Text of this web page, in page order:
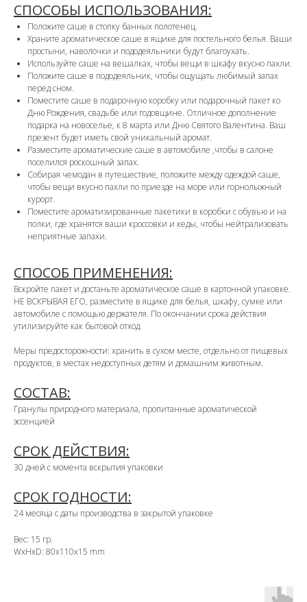
СПОСОБЫ ИСПОЛЬЗОВАНИЯ:
Положите саше в стопку банных полотенец.
Храните ароматическое саше в ящике для постельного белья. Ваши
простыни, наволочки и пододеяльники будут благоухать.
Используйте саше на вешалках, чтобы вещи в шкафу вкусно пахли.
Положите саше в пододеяльник, чтобы ощущать любимый запах
перед сном.
Поместите саше в подарочную коробку или подарочный пакет ко
Дню Рождения, свадьбе или годовщине. Отличное дополнение
подарка на новоселье, к 8 марта или Дню Святого Валентина. Ваш
презент будет иметь свой уникальный аромат.
Разместите ароматические саше в автомобиле ,чтобы в салоне
поселился роскошный запах.
Собирая чемодан в путешествие, положите между одеждой саше,
чтобы вещи вкусно пахли по приезде на море или горнолыжный
курорт.
Поместите ароматизированные пакетики в коробки с обувью и на
полки, где хранятся ваши кроссовки и кеды, чтобы нейтрализовать
неприятные запахи.
СПОСОБ ПРИМЕНЕНИЯ:
Вскройте пакет и достаньте ароматическое саше в картонной упаковке.
НЕ ВСКРЫВАЯ ЕГО, разместите в ящике для белья, шкафу, сумке или
автомобиле с помощью держателя. По окончании срока действия
утилизируйте как бытовой отход.
Меры предосторожности: хранить в сухом месте, отдельно от пищевых
продуктов, в местах недоступных детям и домашним животным.
СОСТАВ:
Гранулы природного материала, пропитанные ароматической
эссенцией
СРОК ДЕЙСТВИЯ:
30 дней с момента вскрытия упаковки
СРОК ГОДНОСТИ:
24 месяца с даты производства в закрытой упаковке
Вес: 15 гр.
WxHxD: 80x110x15 mm